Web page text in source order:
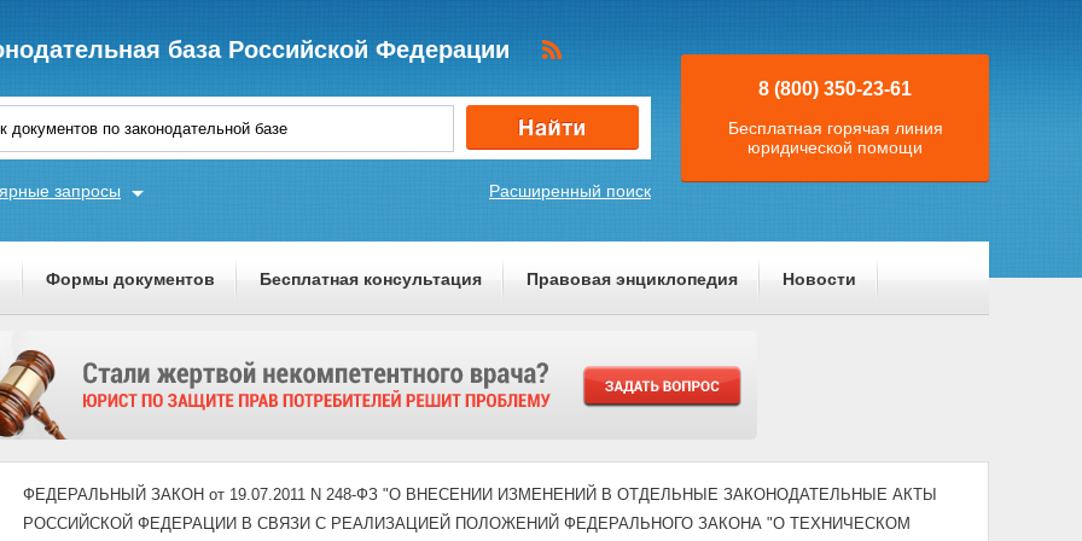
база Российской Федерации
Расширенный поиск
запросы
8 (800) 350-23-61
Бесплатная горячая линия
юридической помощи
Формы документов Бесплатная консультация Правовая энциклопедия Новости
ФЕДЕРАЛЬНЫЙ ЗАКОН от 19.07.2011 N 248-ФЗ "О ВНЕСЕНИИ ИЗМЕНЕНИЙ В ОТДЕЛЬНЫЕ ЗАКОНОДАТЕЛЬНЫЕ АКТЫ
РОССИЙСКОЙ ФЕДЕРАЦИИ В СВЯЗИ С РЕАЛИЗАЦИЕЙ ПОЛОЖЕНИЙ ФЕДЕРАЛЬНОГО ЗАКОНА "О ТЕХНИЧЕСКОМ